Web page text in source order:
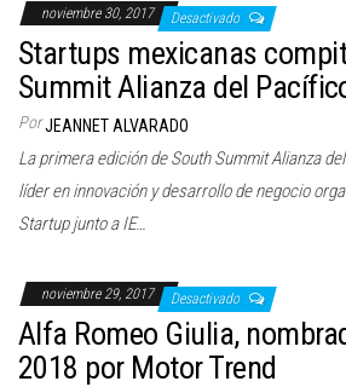
noviembre 30, 2017 Desactivado
Startups mexicanas
Summit Alianza del
PorJEANNET ALVARADO
La primera edición de South Summit Alianza
líder en innovación y desarrollo de negocio
Startup junto a IE…
noviembre 29, 2017 Desactivado
Alfa Romeo Giulia,
2018 por Motor Trend